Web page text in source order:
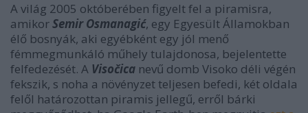
A világ 2005 októberében figyelt fel a piramisra,
amikorSemir Osmanagić, egy Egyesült Államokban
élő bosnyák, aki egyébként egy jól menő
fémmegmunkáló műhely tulajdonosa, bejelentette
felfedezését. A Visočica nevű domb Visoko déli végén
fekszik, s noha a növényzet teljesen befedi, két oldala
felől határozottan piramis jellegű, erről bárki